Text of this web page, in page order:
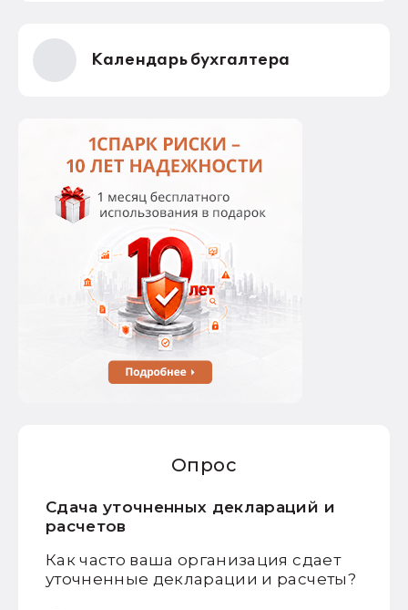
Календарь бухгалтера
Опрос
Сдача уточненных деклараций и
расчетов
Как часто ваша организация сдает
уточненные декларации и расчеты?